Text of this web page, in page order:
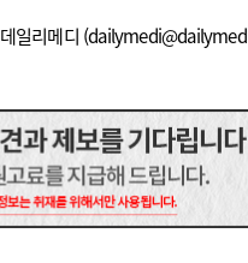
데일리메디 (